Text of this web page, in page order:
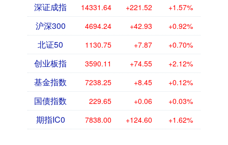
深证成指 14331.64 +221.52 +1.57%
沪深300 4694.24 +42.93 +0.92%
北证50 1130.75 +7.87 +0.70%
创业板指 3590.11 +74.55 +2.12%
基金指数 7238.25 +8.45 +0.12%
国债指数 229.65 +0.06 +0.03%
期指IC0 7838.00 +124.60 +1.62%